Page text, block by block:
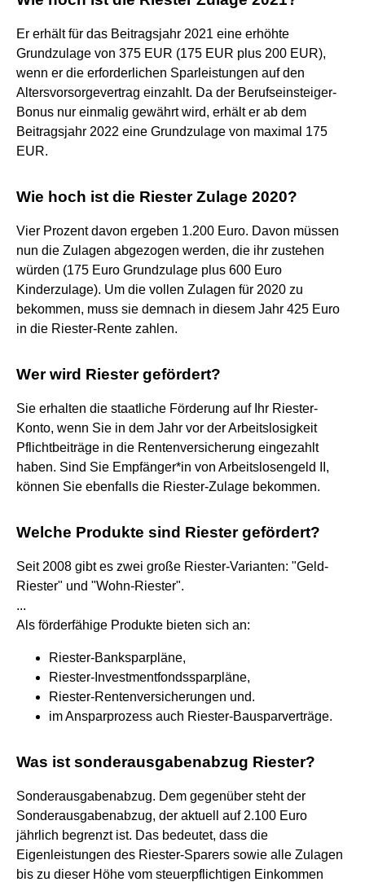
Er erhält für das Beitragsjahr 2021 eine erhöhte
Grundzulage von 375 EUR (175 EUR plus 200 EUR),
wenn er die erforderlichen Sparleistungen auf den
Altersvorsorgevertrag einzahlt. Da der Berufseinsteiger-
Bonus nur einmalig gewährt wird, erhält er ab dem
Beitragsjahr 2022 eine Grundzulage von maximal 175
EUR.
Wie hoch ist die Riester Zulage 2020?
Vier Prozent davon ergeben 1.200 Euro. Davon müssen
nun die Zulagen abgezogen werden, die ihr zustehen
würden (175 Euro Grundzulage plus 600 Euro
Kinderzulage). Um die vollen Zulagen für 2020 zu
bekommen, muss sie demnach in diesem Jahr 425 Euro
in die Riester-Rente zahlen.
Wer wird Riester gefördert?
Sie erhalten die staatliche Förderung auf Ihr Riester-
Konto, wenn Sie in dem Jahr vor der Arbeitslosigkeit
Pflichtbeiträge in die Rentenversicherung eingezahlt
haben. Sind Sie Empfänger*in von Arbeitslosengeld II,
können Sie ebenfalls die Riester-Zulage bekommen.
Welche Produkte sind Riester gefördert?
Seit 2008 gibt es zwei große Riester-Varianten: "Geld-
Riester" und "Wohn-Riester".
...
Als förderfähige Produkte bieten sich an:
Riester-Banksparpläne,
Riester-Investmentfondssparpläne,
Riester-Rentenversicherungen und.
im Ansparprozess auch Riester-Bausparverträge.
Was ist sonderausgabenabzug Riester?
Sonderausgabenabzug. Dem gegenüber steht der
Sonderausgabenabzug, der aktuell auf 2.100 Euro
jährlich begrenzt ist. Das bedeutet, dass die
Eigenleistungen des Riester-Sparers sowie alle Zulagen
bis zu dieser Höhe vom steuerpflichtigen Einkommen